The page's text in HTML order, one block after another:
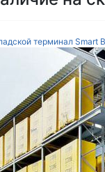
терминал Smart